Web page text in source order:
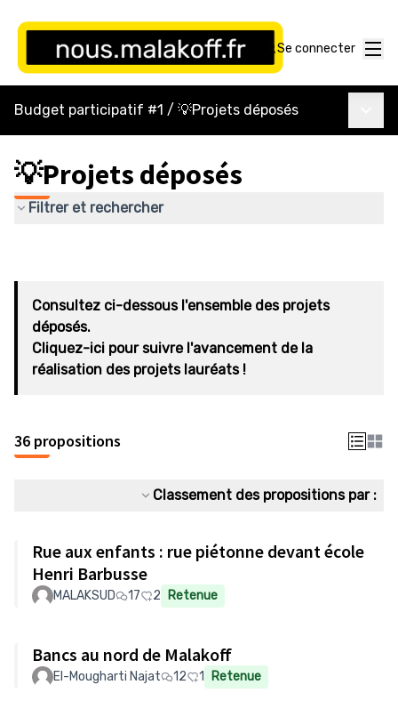
Se connecter
Budget participatif #1 / 💡Projets déposés
💡Projets déposés
Filtrer et rechercher
Consultez ci-dessous l'ensemble des projets
déposés.
Cliquez-ici pour suivre l'avancement de la
réalisation des projets lauréats !
36 propositions
Classement des propositions par :
Rue aux enfants : rue piétonne devant école
Henri Barbusse
MALAKSUD 17 2 Retenue
Bancs au nord de Malakoff
El-Mougharti Najat 12 1 Retenue